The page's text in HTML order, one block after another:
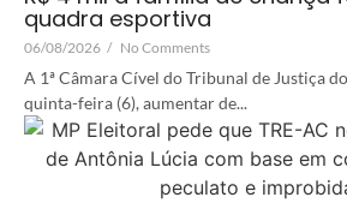
quadra esportiva
06/08/2026 / No Comments
A 1ª Câmara Cível do Tribunal de Justiça
quinta-feira (6), aumentar de...